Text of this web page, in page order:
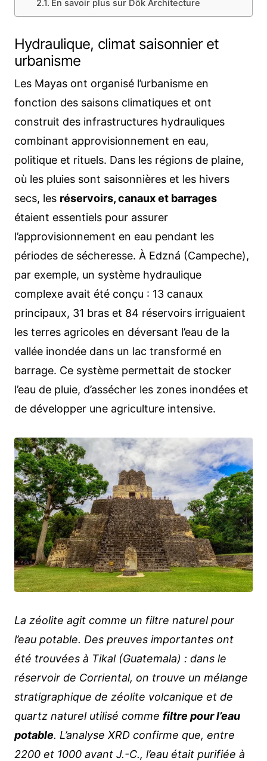
En savoir plus sur Dök Architecture
Hydraulique, climat saisonnier et
urbanisme
Les Mayas ont organisé l’urbanisme en
fonction des saisons climatiques et ont
construit des infrastructures hydrauliques
combinant approvisionnement en eau,
politique et rituels. Dans les régions de plaine,
où les pluies sont saisonnières et les hivers
secs, les réservoirs, canaux et barrages
étaient essentiels pour assurer
l’approvisionnement en eau pendant les
périodes de sécheresse. À Edzná (Campeche),
par exemple, un système hydraulique
complexe avait été conçu : 13 canaux
principaux, 31 bras et 84 réservoirs irriguaient
les terres agricoles en déversant l’eau de la
vallée inondée dans un lac transformé en
barrage. Ce système permettait de stocker
l’eau de pluie, d’assécher les zones inondées et
de développer une agriculture intensive.
La zéolite agit comme un filtre naturel pour
l’eau potable. Des preuves importantes ont
été trouvées à Tikal (Guatemala) : dans le
réservoir de Corriental, on trouve un mélange
stratigraphique de zéolite volcanique et de
quartz naturel utilisé comme filtre pour l’eau
potable. L’analyse XRD confirme que, entre
2200 et 1000 avant J.-C., l’eau était purifiée à